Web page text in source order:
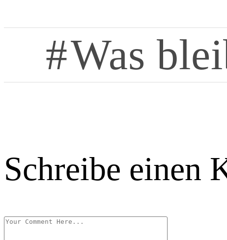
Was
Schreibe einen